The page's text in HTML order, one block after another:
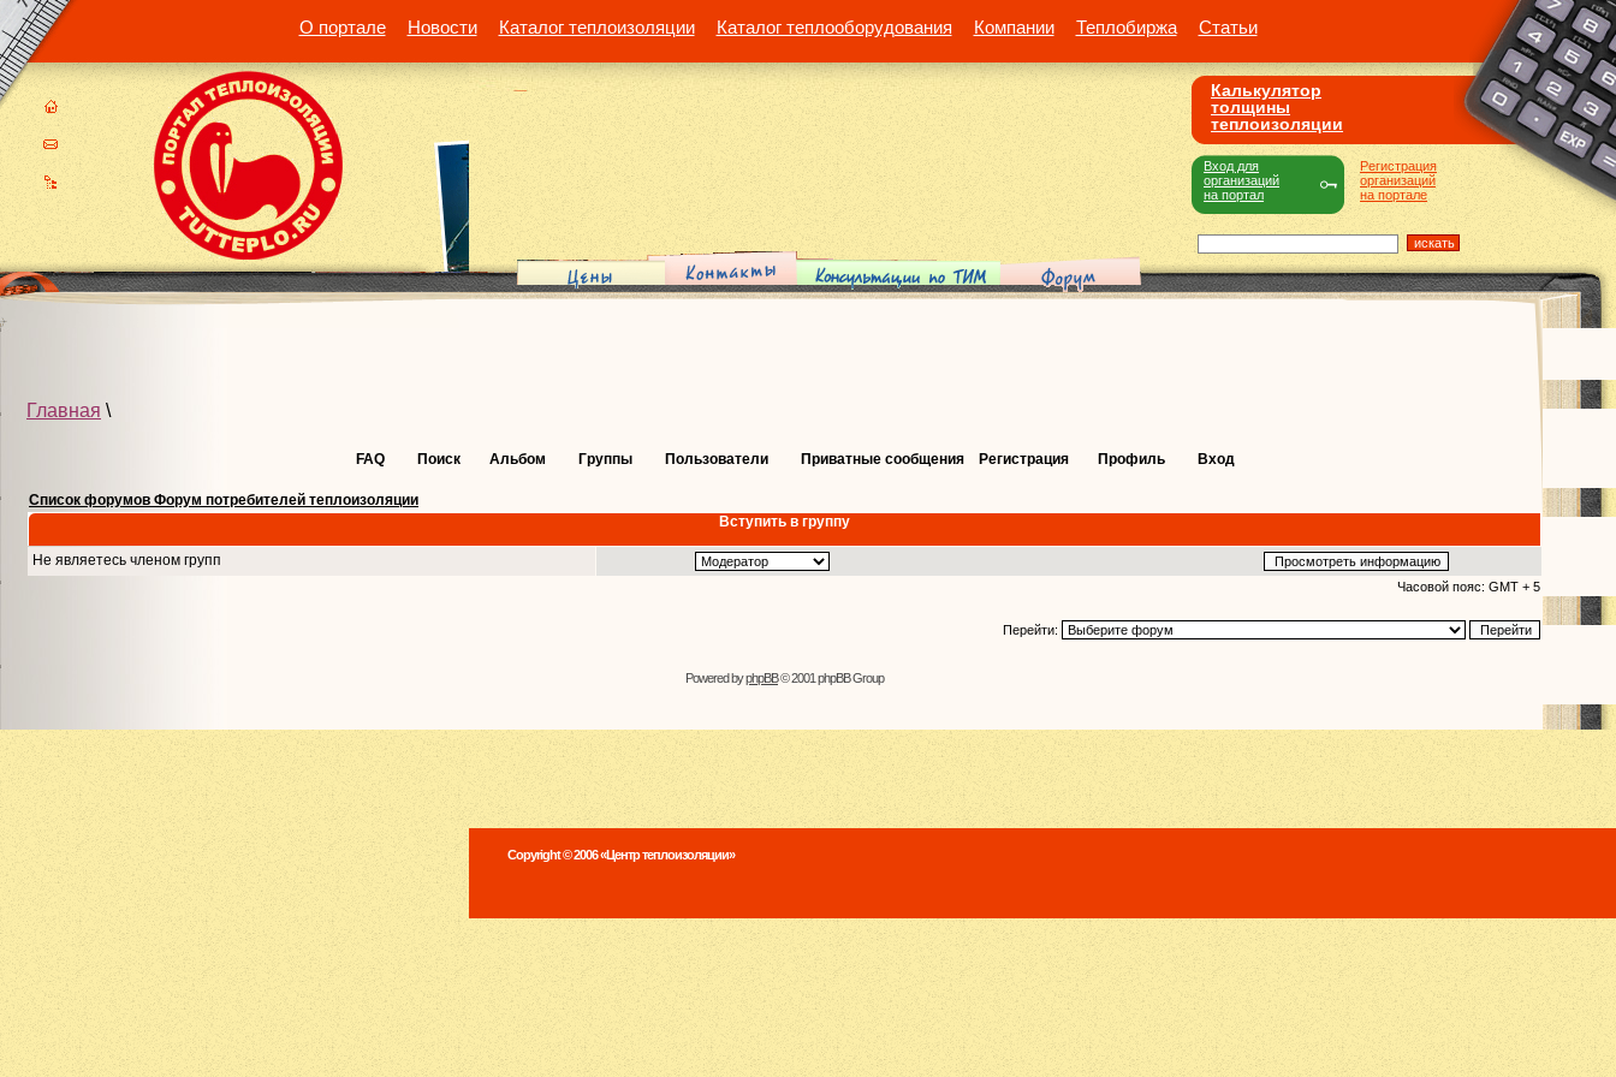
О портале Новости Каталог теплоизоляции Каталог теплооборудования Компании Теплобиржа Статьи
Калькулятор
толщины
теплоизоляции
Регистрация
организаций
на портале
Вход для
организаций
на портал
Главная \
FAQ Поиск Альбом Группы Пользователи Приватные сообщения Регистрация Профиль Вход
Список форумов Форум потребителей теплоизоляции
Вступить в группу
Не являетесь членом групп
Часовой пояс: GMT + 5
Перейти:
Powered byphpBB© 2001 phpBB Group
Copyright © 2006 «Центр теплоизоляции»